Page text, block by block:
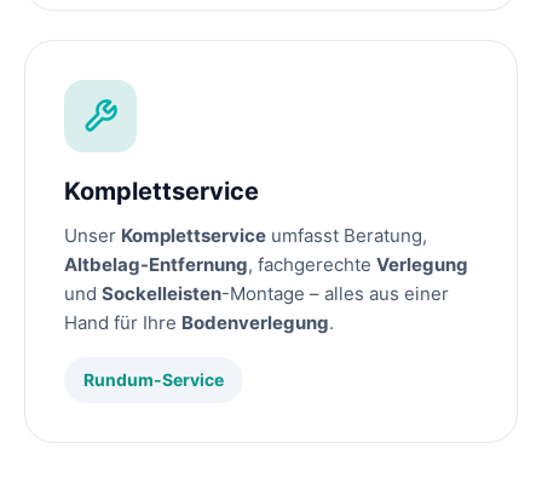
Komplettservice
Unser Komplettservice umfasst Beratung,
Altbelag-Entfernung, fachgerechte Verlegung
und Sockelleisten-Montage – alles aus einer
Hand für Ihre Bodenverlegung.
Rundum-Service